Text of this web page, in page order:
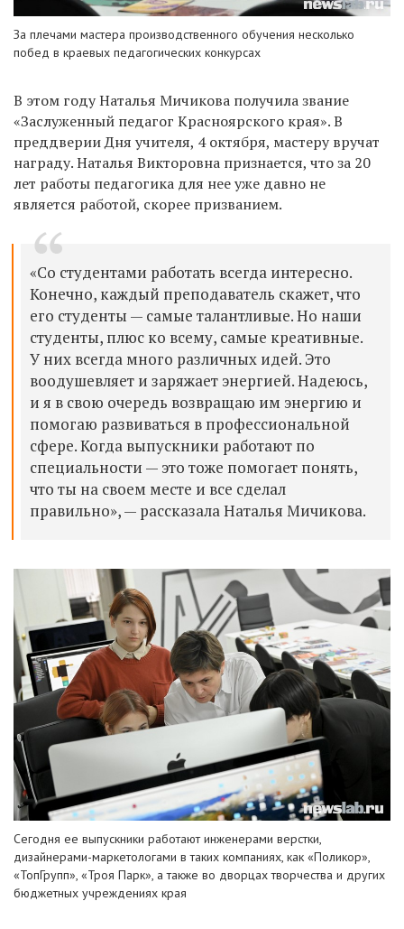
За плечами мастера производственного обучения несколько
побед в краевых педагогических конкурсах
В этом году Наталья Мичикова получила звание
«Заслуженный педагог Красноярского края». В
преддверии Дня учителя, 4 октября, мастеру вручат
награду. Наталья Викторовна признается, что за 20
лет работы педагогика для нее уже давно не
является работой, скорее призванием.
«Со студентами работать всегда интересно.
Конечно, каждый преподаватель скажет, что
его студенты — самые талантливые. Но наши
студенты, плюс ко всему, самые креативные.
У них всегда много различных идей. Это
воодушевляет и заряжает энергией. Надеюсь,
и я в свою очередь возвращаю им энергию и
помогаю развиваться в профессиональной
сфере. Когда выпускники работают по
специальности — это тоже помогает понять,
что ты на своем месте и все сделал
правильно», — рассказала Наталья Мичикова.
Сегодня ее выпускники работают инженерами верстки,
дизайнерами-маркетологами в таких компаниях, как «Поликор»,
«ТопГрупп», «Троя Парк», а также во дворцах творчества и других
бюджетных учреждениях края